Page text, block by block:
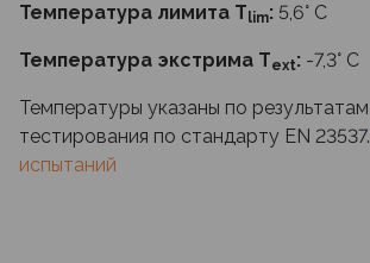
Температура лимита Tlim: 5,6° С
Температура экстрима Text: -7,3° С
Температуры указаны по результатам
тестирования по стандарту EN 23537.
испытаний